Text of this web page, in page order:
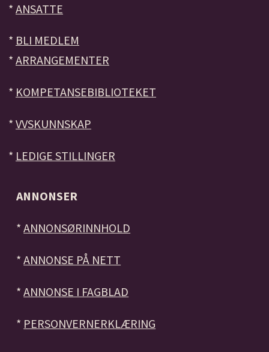
* ANSATTE
* BLI MEDLEM
* ARRANGEMENTER
* KOMPETANSEBIBLIOTEKET
* VVSKUNNSKAP
* LEDIGE STILLINGER
ANNONSER
*ANNONSØRINNHOLD
*ANNONSE PÅ NETT
*ANNONSE I FAGBLAD
* PERSONVERNERKLÆRING